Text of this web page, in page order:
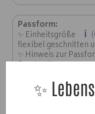
Passform:
✨ Einheitsgröße ℹ️
flexibel geschnitten
✨ Hinweis zur
Brustweite von ca.
✨